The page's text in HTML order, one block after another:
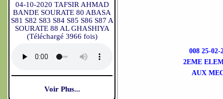
04-10-2020 TAFSIR AHMAD
BANDE SOURATE 80 ABASA
S81 S82 S83 S84 S85 S86 S87 A
SOURATE 88 AL GHASHIYA
(Téléchargé 3966 fois)
Voir Plus...
008 25-
2EME
AUX